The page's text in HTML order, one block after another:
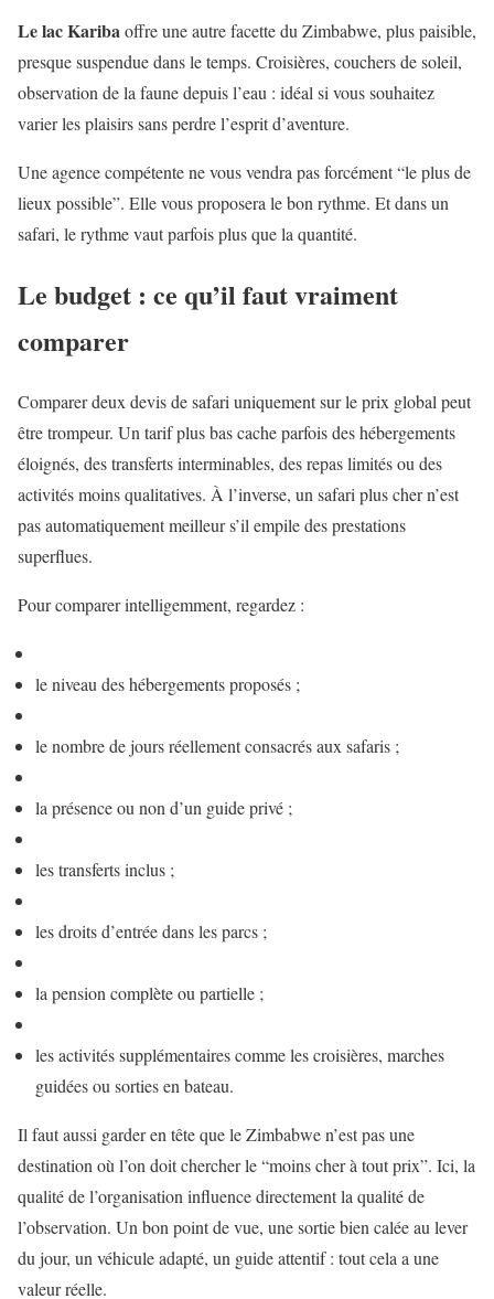
Le lac Karibaoffre une autre facette du Zimbabwe, plus paisible,
presque suspendue dans le temps. Croisières, couchers de soleil,
observation de la faune depuis l’eau : idéal si vous souhaitez
varier les plaisirs sans perdre l’esprit d’aventure.
Une agence compétente ne vous vendra pas forcément “le plus de
lieux possible”. Elle vous proposera le bon rythme. Et dans un
safari, le rythme vaut parfois plus que la quantité.
Le budget : ce qu’il faut vraiment
comparer
Comparer deux devis de safari uniquement sur le prix global peut
être trompeur. Un tarif plus bas cache parfois des hébergements
éloignés, des transferts interminables, des repas limités ou des
activités moins qualitatives. À l’inverse, un safari plus cher n’est
pas automatiquement meilleur s’il empile des prestations
superflues.
Pour comparer intelligemment, regardez :
le niveau des hébergements proposés ;
le nombre de jours réellement consacrés aux safaris ;
la présence ou non d’un guide privé ;
les transferts inclus ;
les droits d’entrée dans les parcs ;
la pension complète ou partielle ;
les activités supplémentaires comme les croisières, marches
guidées ou sorties en bateau.
Il faut aussi garder en tête que le Zimbabwe n’est pas une
destination où l’on doit chercher le “moins cher à tout prix”. Ici, la
qualité de l’organisation influence directement la qualité de
l’observation. Un bon point de vue, une sortie bien calée au lever
du jour, un véhicule adapté, un guide attentif : tout cela a une
valeur réelle.